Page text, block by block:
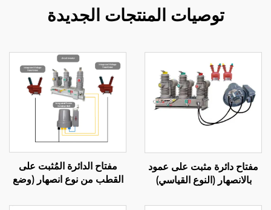
توصيات المنتجات الجديدة
مفتاح دائرة مثبت على عمود
بالانصهار (النوع القياسي)
مفتاح الدائرة المُثبت على
القطب من نوع انصهار (وضع